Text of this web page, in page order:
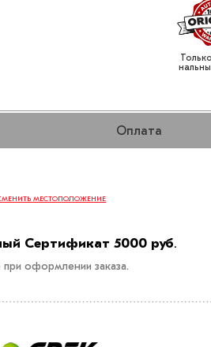
Оплата
МЕСТОПОЛОЖЕНИЕ
Сертификат 5000 руб.
оформлении заказа.